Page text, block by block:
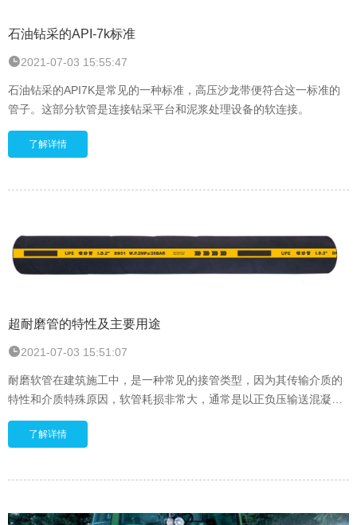
石油钻采的API-7k标准
2021-07-03 15:55:47
石油钻采的API7K是常见的一种标准，高压沙龙带便符合这一标准的
管子。这部分软管是连接钻采平台和泥浆处理设备的软连接。
了解详情
超耐磨管的特性及主要用途
2021-07-03 15:51:07
耐磨软管在建筑施工中，是一种常见的接管类型，因为其传输介质的
特性和介质特殊原因，软管耗损非常大，通常是以正负压输送混凝
土、泥浆等介质。这就要求其管体内胶不仅要有耐磨，耐压的特性，
特定条件下，也需要有一定的耐腐蚀性。
了解详情